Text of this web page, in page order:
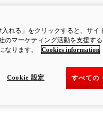
入れる」をクリックすると、サ
のマーケティング活動を支援す
なります。
Cookies information
すべての
Cookie 設定